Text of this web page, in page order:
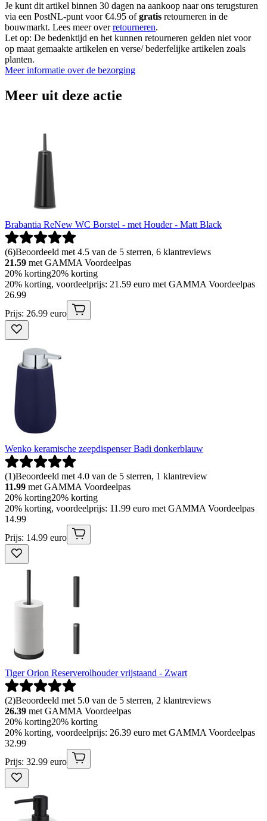
Je kunt dit artikel binnen 30 dagen na aankoop naar ons terugsturen
via een PostNL-punt voor €4.95 ofgratis retourneren in de
bouwmarkt. Lees meer overretourneren.
Let op: De bedenktijd en het kunnen retourneren gelden niet voor
op maat gemaakte artikelen en verse/ bederfelijke artikelen zoals
planten.
Meer informatie over de bezorging
Meer uit deze actie
Brabantia ReNew WC Borstel - met Houder - Matt Black
(6)Beoordeeld met 4.5 van de 5 sterren, 6 klantreviews
21.59 met GAMMA Voordeelpas
20% korting20% korting
20% korting, voordeelprijs: 21.59 euro met GAMMA Voordeelpas
26.99
Prijs: 26.99 euro
Wenko keramische zeepdispenser Badi donkerblauw
(1)Beoordeeld met 4.0 van de 5 sterren, 1 klantreview
11.99 met GAMMA Voordeelpas
20% korting20% korting
20% korting, voordeelprijs: 11.99 euro met GAMMA Voordeelpas
14.99
Prijs: 14.99 euro
Tiger Orion Reserverolhouder vrijstaand - Zwart
(2)Beoordeeld met 5.0 van de 5 sterren, 2 klantreviews
26.39 met GAMMA Voordeelpas
20% korting20% korting
20% korting, voordeelprijs: 26.39 euro met GAMMA Voordeelpas
32.99
Prijs: 32.99 euro